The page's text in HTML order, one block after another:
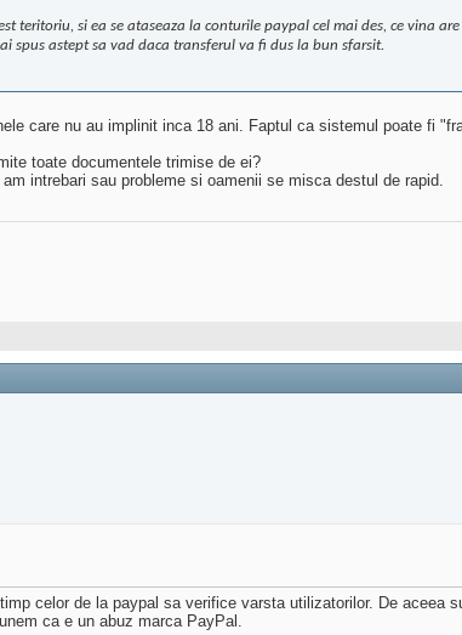
si ea se ataseaza la conturile paypal cel mai des, ce vina
spus astept sa vad daca transferul va fi dus la bun sfarsit.
care nu au implinit inca 18 ani. Faptul ca sistemul poate fi
toate documentele trimise de ei?
intrebari sau probleme si oamenii se misca destul de rapid.
celor de la paypal sa verifice varsta utilizatorilor. De aceea
ca e un abuz marca PayPal.